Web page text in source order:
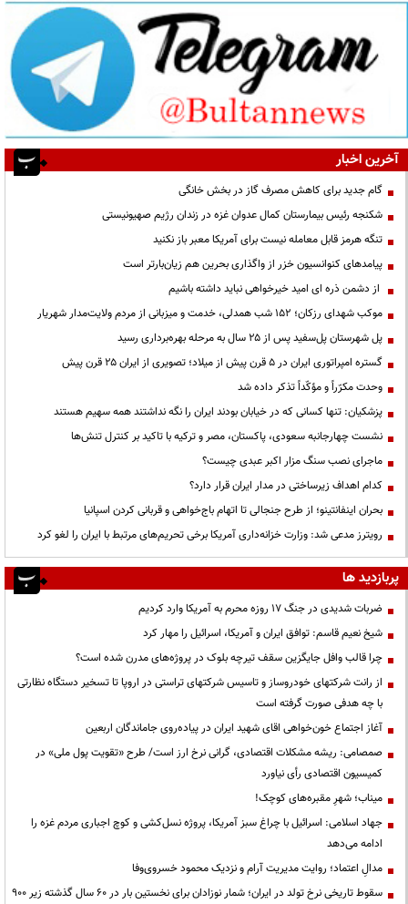
آخرین اخبار
گام جدید برای کاهش مصرف گاز در بخش خانگی
شکنجه رئیس بیمارستان کمال عدوان غزه در زندان رژیم صهیونیستی
تنگه هرمز قابل معامله نیست برای آمریکا معبر باز نکنید
پیامدهای کنوانسیون خزر از واگذاری بحرین هم زیان‌بارتر است
از دشمن ذره ای امید خیرخواهی نباید داشته باشیم
موکب شهدای رزکان؛ ۱۵۲ شب همدلی، خدمت و میزبانی از مردم ولایت‌مدار شهریار
پل شهرستان پل‌سفید پس از ۲۵ سال به مرحله بهره‌برداری رسید
گستره امپراتوری ایران در ۵ قرن پیش از میلاد؛ تصویری از ایران ۲۵ قرن پیش
وحدت مکرّراً و مؤکّداً تذکر داده شد
پزشکیان: تنها کسانی که در خیابان بودند ایران را نگه نداشتند همه سهیم هستند
نشست چهارجانبه سعودی، پاکستان، مصر و ترکیه با تاکید بر کنترل تنش‌ها
ماجرای نصب سنگ مزار اکبر عبدی چیست؟
کدام اهداف زیرساختی در مدار ایران قرار دارد؟
بحران اینفانتینو؛ از طرح جنجالی تا اتهام باج‌خواهی و قربانی کردن اسپانیا
رویترز مدعی شد: وزارت خزانه‌داری آمریکا برخی تحریم‌های مرتبط با ایران را لغو کرد
پربازدید ها
ضربات شدیدی در جنگ ۱۷ روزه محرم به آمریکا وارد کردیم
شیخ نعیم قاسم: توافق ایران و آمریکا، اسرائیل را مهار کرد
چرا قالب وافل جایگزین سقف تیرچه بلوک در پروژه‌های مدرن شده است؟
از رانت‌ شرکتهای خودروساز و تاسیس شرکتهای تراستی در اروپا تا تسخیر دستگاه نظارتی
با چه هدفی صورت گرفته است
آغاز اجتماع خون‌خواهی اقای شهید ایران در پیاده‌روی جاماندگان اربعین
صمصامی: ریشه مشکلات اقتصادی، گرانی نرخ ارز است/ طرح «تقویت پول ملی» در
کمیسیون اقتصادی رأی نیاورد
میناب؛ شهرِ مقبره‌های کوچک!
جهاد اسلامی: اسرائیل با چراغ سبز آمریکا، پروژه نسل‌کشی و کوچ اجباری مردم غزه را
ادامه می‌دهد
مدالِ اعتماد؛ روایت مدیریت آرام و نزدیک محمود خسروی‌وفا
سقوط تاریخی نرخ تولد در ایران؛ شمار نوزادان برای نخستین بار در ۶۰ سال گذشته زیر ۹۰۰